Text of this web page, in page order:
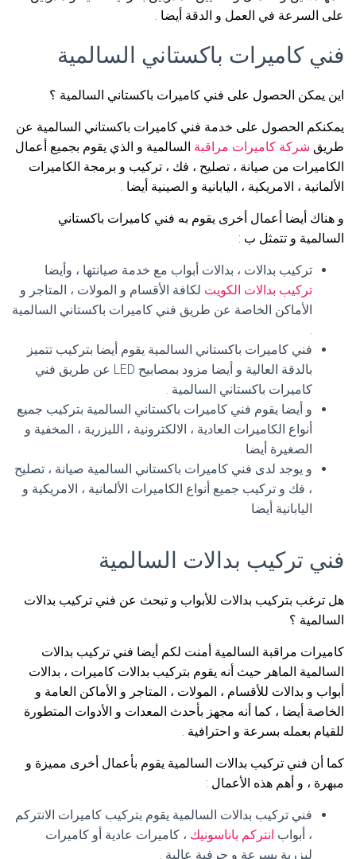
على السرعة في العمل و الدقة أيضا .
فني كاميرات باكستاني السالمية
اين يمكن الحصول على فني كاميرات باكستاني السالمية ؟
يمكنكم الحصول على خدمة فني كاميرات باكستاني السالمية عن
طريق شركة كاميرات مراقبة السالمية و الذي يقوم بجميع أعمال
الكاميرات من صيانة ، تصليح ، فك ، تركيب و برمجة الكاميرات
الألمانية ، الامريكية ، اليابانية و الصينية أيضا .
و هناك أيضا أعمال أخرى يقوم به فني كاميرات باكستاني
السالمية و تتمثل ب :
تركيب بدالات ، بدالات أبواب مع خدمة صيانتها ، وأيضا
تركيب بدالات الكويت لكافة الأقسام و المولات ، المتاجر و
الأماكن الخاصة عن طريق فني كاميرات باكستاني السالمية
.
فني كاميرات باكستاني السالمية يقوم أيضا بتركيب تتميز
بالدقة العالية و أيضا مزود بمصابيح LED عن طريق فني
كاميرات باكستاني السالمية .
و أيضا يقوم فني كاميرات باكستاني السالمية بتركيب جميع
أنواع الكاميرات العادية ، الالكترونية ، الليزرية ، المخفية و
الصغيرة أيضا .
و يوجد لدى فني كاميرات باكستاني السالمية صيانة ، تصليح
، فك و تركيب جميع أنواع الكاميرات الألمانية ، الامريكية و
اليابانية أيضا
فني تركيب بدالات السالمية
هل ترغب بتركيب بدالات للأبواب و تبحث عن فني تركيب بدالات
السالمية ؟
كاميرات مراقبة السالمية أمنت لكم أيضا فني تركيب بدالات
السالمية الماهر حيث أنه يقوم بتركيب بدالات كاميرات ، بدالات
أبواب و بدالات للأقسام ، المولات ، المتاجر و الأماكن العامة و
الخاصة أيضا ، كما أنه مجهز بأحدث المعدات و الأدوات المتطورة
للقيام بعمله بسرعة و احترافية .
كما أن فني تركيب بدالات السالمية يقوم بأعمال أخرى مميزة و
مبهرة ، و أهم هذه الأعمال :
فني تركيب بدالات السالمية يقوم بتركيب كاميرات الانتركم
، أبواب انتركم باناسونيك ، كاميرات عادية أو كاميرات
ليزرية بسرعة و حرفية عالية .